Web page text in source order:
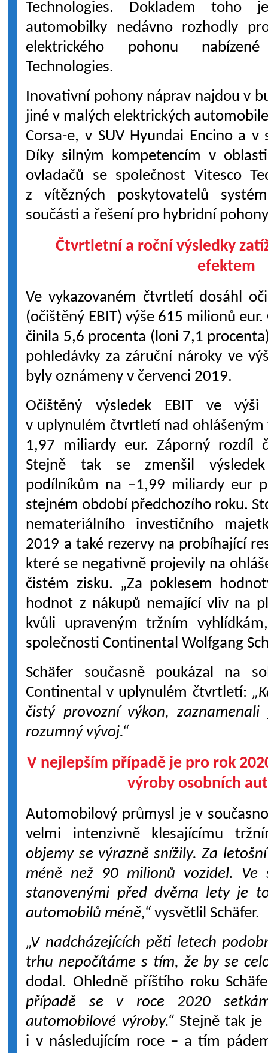
Technologies. Dokladem
automobilky nedávno rozhodly
elektrického pohonu
Technologies.
Inovativní pohony náprav najdou v
jiné v malých elektrických
Corsa-e, v SUV Hyundai Encino a v
Díky silným kompetencím v
ovladačů se společnost Vitesco
z vítězných poskytovatelů
součásti a řešení pro hybridní
Čtvrtletní a roční výsledky
efektem
Ve vykazovaném čtvrtletí dosáhl
(očištěný EBIT) výše 615 milionů
činila 5,6 procenta (loni 7,1
pohledávky za záruční nároky ve
byly oznámeny v červenci 2019.
Očištěný výsledek EBIT ve
v uplynulém čtvrtletí nad ohlášeným
1,97 miliardy eur. Záporný rozdíl
Stejně tak se zmenšil
podílníkům na –1,99 miliardy eur
stejném období předchozího roku.
nemateriálního investičního
2019 a také rezervy na probíhající
které se negativně projevily na
čistém zisku. „Za poklesem
hodnot z nákupů nemající vliv na
kvůli upraveným tržním
společnosti Continental Wolfgang
Schäfer současně poukázal na
Continental v uplynulém čtvrtletí:
čistý provozní výkon,
rozumný vývoj.“
V nejlepším případě je pro rok
výroby osobních
Automobilový průmysl je v
velmi intenzivně klesajícímu
objemy se výrazně snížily. Za
méně než 90 milionů vozidel. Ve
stanovenými před dvěma lety je
automobilů méně,“ vysvětlil Schäfer.
„V nadcházejících pěti letech
trhu nepočítáme s tím, že by se
dodal. Ohledně příštího roku
případě se v roce 2020
automobilové výroby.“ Stejně tak je
i v následujícím roce – a tím